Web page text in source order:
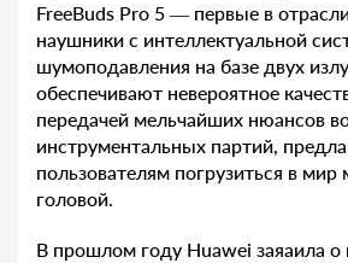
FreeBuds Pro 5 — первые в
наушники с интеллектуальной
шумоподавления на базе двух
обеспечивают невероятное
передачей мельчайших нюансов
инструментальных партий,
пользователям погрузиться в мир
головой.
В прошлом году Huawei заяаила о